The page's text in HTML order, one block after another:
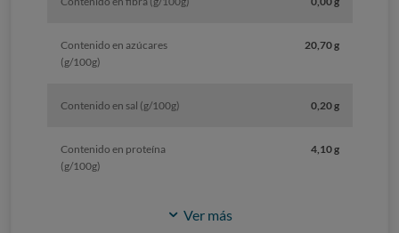
Contenido en azúcares
(g/100g)
20,70 g
Contenido en sal (g/100g) 0,20 g
Contenido en proteína
(g/100g)
4,10 g
Ver más